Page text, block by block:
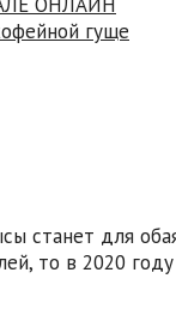
гуще
станет для
то в 2020